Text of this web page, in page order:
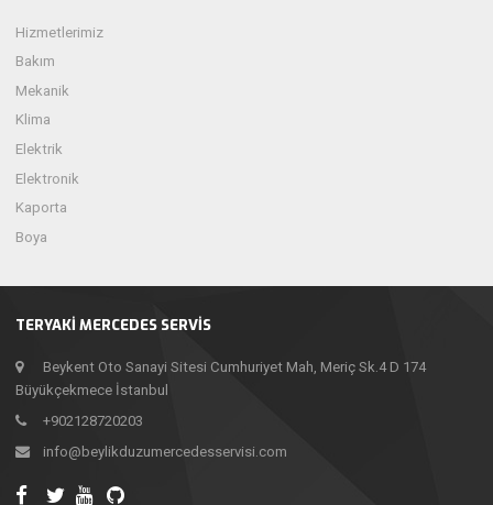
TERYAKI MERCEDES SERVIS
Beykent Oto Sanayi Sitesi Cumhuriyet Mah, Meriç Sk.4 D 174
Büyükçekmece İstanbul
+902128720203
info@beylikduzumercedesservisi.com
Hizmetlerimiz
Bakım
Mekanik
Klima
Elektrik
Elektronik
Kaporta
Boya